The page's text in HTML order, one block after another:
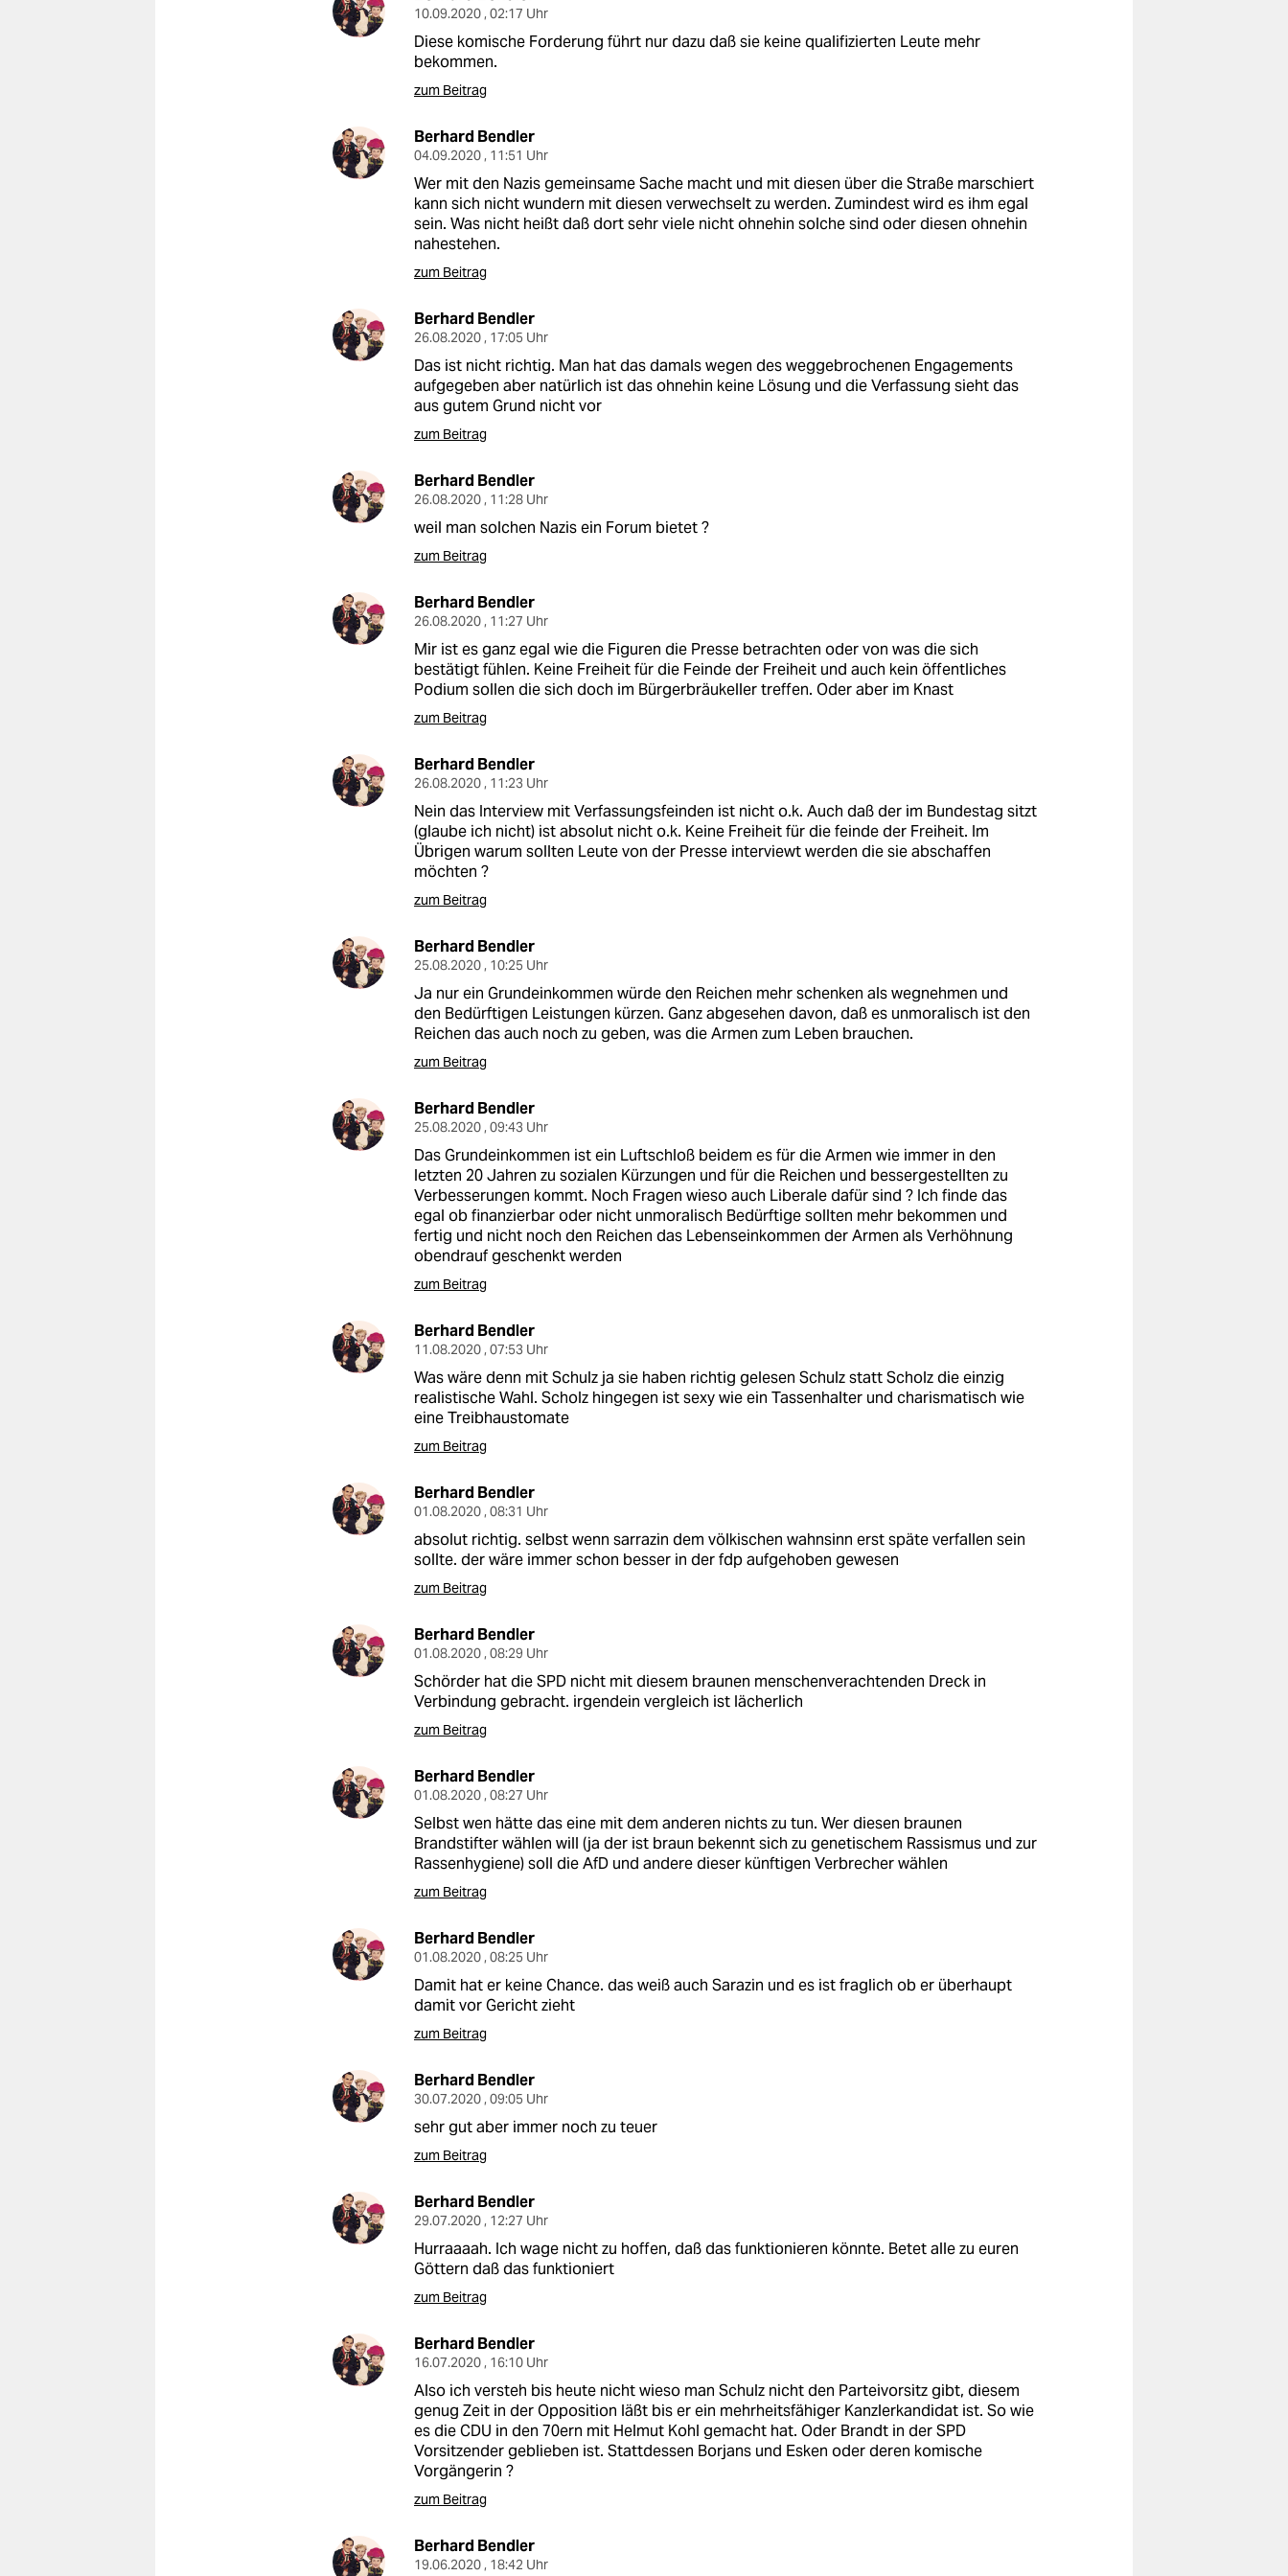
10.09.2020 , 02:17 Uhr
Diese komische Forderung führt nur dazu daß sie keine qualifizierten Leute mehr
bekommen.
zum Beitrag
Berhard Bendler
04.09.2020 , 11:51 Uhr
Wer mit den Nazis gemeinsame Sache macht und mit diesen über die Straße marschiert
kann sich nicht wundern mit diesen verwechselt zu werden. Zumindest wird es ihm egal
sein. Was nicht heißt daß dort sehr viele nicht ohnehin solche sind oder diesen ohnehin
nahestehen.
zum Beitrag
Berhard Bendler
26.08.2020 , 17:05 Uhr
Das ist nicht richtig. Man hat das damals wegen des weggebrochenen Engagements
aufgegeben aber natürlich ist das ohnehin keine Lösung und die Verfassung sieht das
aus gutem Grund nicht vor
zum Beitrag
Berhard Bendler
26.08.2020 , 11:28 Uhr
weil man solchen Nazis ein Forum bietet ?
zum Beitrag
Berhard Bendler
26.08.2020 , 11:27 Uhr
Mir ist es ganz egal wie die Figuren die Presse betrachten oder von was die sich
bestätigt fühlen. Keine Freiheit für die Feinde der Freiheit und auch kein öffentliches
Podium sollen die sich doch im Bürgerbräukeller treffen. Oder aber im Knast
zum Beitrag
Berhard Bendler
26.08.2020 , 11:23 Uhr
Nein das Interview mit Verfassungsfeinden ist nicht o.k. Auch daß der im Bundestag sitzt
(glaube ich nicht) ist absolut nicht o.k. Keine Freiheit für die feinde der Freiheit. Im
Übrigen warum sollten Leute von der Presse interviewt werden die sie abschaffen
möchten ?
zum Beitrag
Berhard Bendler
25.08.2020 , 10:25 Uhr
Ja nur ein Grundeinkommen würde den Reichen mehr schenken als wegnehmen und
den Bedürftigen Leistungen kürzen. Ganz abgesehen davon, daß es unmoralisch ist den
Reichen das auch noch zu geben, was die Armen zum Leben brauchen.
zum Beitrag
Berhard Bendler
25.08.2020 , 09:43 Uhr
Das Grundeinkommen ist ein Luftschloß beidem es für die Armen wie immer in den
letzten 20 Jahren zu sozialen Kürzungen und für die Reichen und bessergestellten zu
Verbesserungen kommt. Noch Fragen wieso auch Liberale dafür sind ? Ich finde das
egal ob finanzierbar oder nicht unmoralisch Bedürftige sollten mehr bekommen und
fertig und nicht noch den Reichen das Lebenseinkommen der Armen als Verhöhnung
obendrauf geschenkt werden
zum Beitrag
Berhard Bendler
11.08.2020 , 07:53 Uhr
Was wäre denn mit Schulz ja sie haben richtig gelesen Schulz statt Scholz die einzig
realistische Wahl. Scholz hingegen ist sexy wie ein Tassenhalter und charismatisch wie
eine Treibhaustomate
zum Beitrag
Berhard Bendler
01.08.2020 , 08:31 Uhr
absolut richtig. selbst wenn sarrazin dem völkischen wahnsinn erst späte verfallen sein
sollte. der wäre immer schon besser in der fdp aufgehoben gewesen
zum Beitrag
Berhard Bendler
01.08.2020 , 08:29 Uhr
Schörder hat die SPD nicht mit diesem braunen menschenverachtenden Dreck in
Verbindung gebracht. irgendein vergleich ist lächerlich
zum Beitrag
Berhard Bendler
01.08.2020 , 08:27 Uhr
Selbst wen hätte das eine mit dem anderen nichts zu tun. Wer diesen braunen
Brandstifter wählen will (ja der ist braun bekennt sich zu genetischem Rassismus und zur
Rassenhygiene) soll die AfD und andere dieser künftigen Verbrecher wählen
zum Beitrag
Berhard Bendler
01.08.2020 , 08:25 Uhr
Damit hat er keine Chance. das weiß auch Sarazin und es ist fraglich ob er überhaupt
damit vor Gericht zieht
zum Beitrag
Berhard Bendler
30.07.2020 , 09:05 Uhr
sehr gut aber immer noch zu teuer
zum Beitrag
Berhard Bendler
29.07.2020 , 12:27 Uhr
Hurraaaah. Ich wage nicht zu hoffen, daß das funktionieren könnte. Betet alle zu euren
Göttern daß das funktioniert
zum Beitrag
Berhard Bendler
16.07.2020 , 16:10 Uhr
Also ich versteh bis heute nicht wieso man Schulz nicht den Parteivorsitz gibt, diesem
genug Zeit in der Opposition läßt bis er ein mehrheitsfähiger Kanzlerkandidat ist. So wie
es die CDU in den 70ern mit Helmut Kohl gemacht hat. Oder Brandt in der SPD
Vorsitzender geblieben ist. Stattdessen Borjans und Esken oder deren komische
Vorgängerin ?
zum Beitrag
Berhard Bendler
19.06.2020 , 18:42 Uhr